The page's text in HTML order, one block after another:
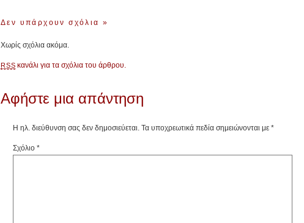
Δεν υπάρχουν σχόλια »
Χωρίς σχόλια ακόμα.
RSS κανάλι για τα σχόλια του άρθρου.
Αφήστε μια απάντηση
Η ηλ. διεύθυνση σας δεν δημοσιεύεται. Τα υποχρεωτικά πεδία σημειώνονται με *
Σχόλιο *